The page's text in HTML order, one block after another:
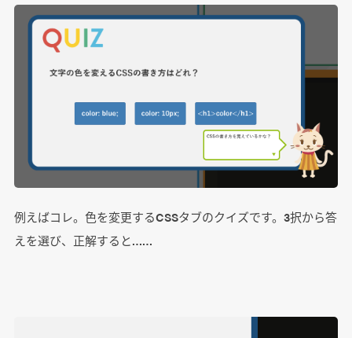
例えばコレ。色を変更するCSSタブのクイズです。3択から答
えを選び、正解すると……